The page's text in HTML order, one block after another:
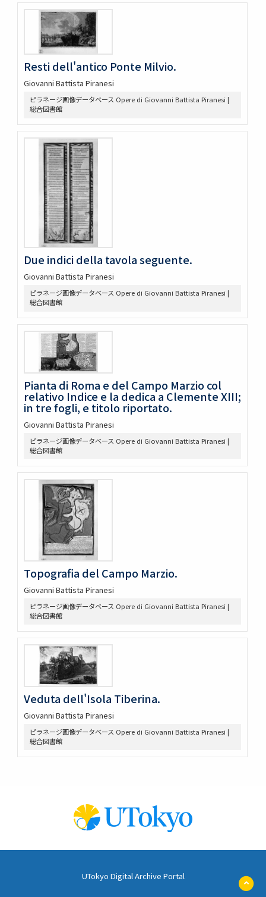
Resti dell'antico Ponte Milvio.
Giovanni Battista Piranesi
ピラネージ画像データベース Opere di Giovanni Battista Piranesi |
総合図書館
Due indici della tavola seguente.
Giovanni Battista Piranesi
ピラネージ画像データベース Opere di Giovanni Battista Piranesi |
総合図書館
Pianta di Roma e del Campo Marzio col
relativo Indice e la dedica a Clemente XIII;
in tre fogli, e titolo riportato.
Giovanni Battista Piranesi
ピラネージ画像データベース Opere di Giovanni Battista Piranesi |
総合図書館
Topografia del Campo Marzio.
Giovanni Battista Piranesi
ピラネージ画像データベース Opere di Giovanni Battista Piranesi |
総合図書館
Veduta dell'Isola Tiberina.
Giovanni Battista Piranesi
ピラネージ画像データベース Opere di Giovanni Battista Piranesi |
総合図書館
UTokyo Digital Archive Portal
ペ